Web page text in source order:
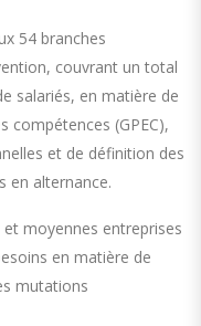
54 branches
couvrant un total
salariés, en matière de
compétences (GPEC),
et de définition des
en alternance.
moyennes entreprises
en matière de
mutations